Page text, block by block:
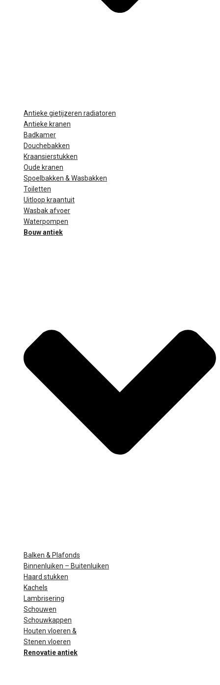
Antieke gietijzeren radiatoren
Antieke kranen
Badkamer
Douchebakken
Kraansierstukken
Oude kranen
Spoelbakken & Wasbakken
Toiletten
Uitloop kraantuit
Wasbak afvoer
Waterpompen
Bouw antiek
Balken & Plafonds
Binnenluiken – Buitenluiken
Haard stukken
Kachels
Lambrisering
Schouwen
Schouwkappen
Houten vloeren &
Stenen vloeren
Renovatie antiek